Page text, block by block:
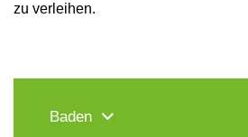
zu verleihen.
Baden